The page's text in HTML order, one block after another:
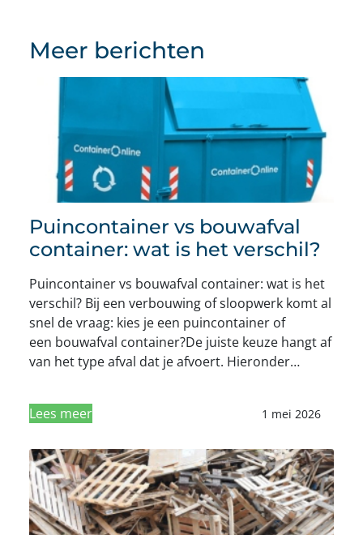
Meer berichten
Puincontainer vs bouwafval
container: wat is het verschil?
Puincontainer vs bouwafval container: wat is het
verschil? Bij een verbouwing of sloopwerk komt al
snel de vraag: kies je een puincontainer of
een bouwafval container?De juiste keuze hangt af
van het type afval dat je afvoert. Hieronder…
Lees meer 1 mei 2026